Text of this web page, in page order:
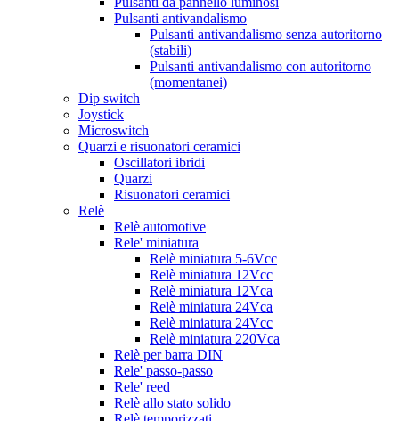
Pulsanti antivandalismo
Pulsanti antivandalismo senza autoritorno
(stabili)
Pulsanti antivandalismo con autoritorno
(momentanei)
Dip switch
Joystick
Microswitch
Quarzi e risuonatori ceramici
Oscillatori ibridi
Quarzi
Risuonatori ceramici
Relè
Relè automotive
Rele' miniatura
Relè miniatura 5-6Vcc
Relè miniatura 12Vcc
Relè miniatura 12Vca
Relè miniatura 24Vca
Relè miniatura 24Vcc
Relè miniatura 220Vca
Relè per barra DIN
Rele' passo-passo
Rele' reed
Relè allo stato solido